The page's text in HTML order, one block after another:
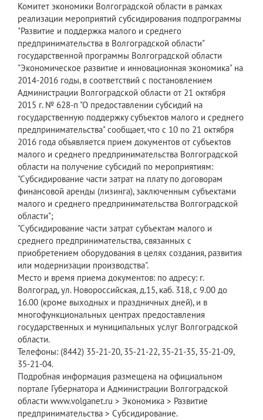
Комитет экономики Волгоградской области в рамках
реализации мероприятий субсидирования подпрограммы
"Развитие и поддержка малого и среднего
предпринимательства в Волгоградской области"
государственной программы Волгоградской области
"Экономическое развитие и инновационная экономика" на
2014-2016 годы, в соответствий с постановлением
Администрации Волгоградской области от 21 октября
2015 г. № 628-п "О предоставлении субсидий на
государственную поддержку субъектов малого и среднего
предпринимательства" сообщает, что с 10 по 21 октября
2016 года объявляется прием документов от субъектов
малого и среднего предпринимательства Волгоградской
области на получение субсидий по мероприятиям:
"Субсидирование части затрат на плату по договорам
финансовой аренды (лизинга), заключенным субъектами
малого и среднего предпринимательства Волгоградской
области";
"Субсидирование части затрат субъектам малого и
среднего предпринимательства, связанных с
приобретением оборудования в целях создания, развития
или модернизации производства".
Место и время приема документов: по адресу: г.
Волгоград, ул. Новороссийская, д.15, каб. 318, с 9.00 до
16.00 (кроме выходных и праздничных дней), и в
многофункциональных центрах предоставления
государственных и муниципальных услуг Волгоградской
области.
Телефоны: (8442) 35-21-20, 35-21-22, 35-21-35, 35-21-09,
35-21-04.
Подробная информация размещена на официальном
портале Губернатора и Администрации Волгоградской
области www.volganet.ru > Экономика > Развитие
предпринимательства > Субсидирование.